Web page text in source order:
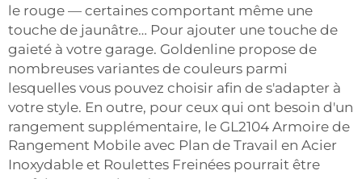
le rouge — certaines comportant même une
touche de jaunâtre… Pour ajouter une touche de
gaieté à votre garage. Goldenline propose de
nombreuses variantes de couleurs parmi
lesquelles vous pouvez choisir afin de s'adapter à
votre style. En outre, pour ceux qui ont besoin d'un
rangement supplémentaire, le GL2104 Armoire de
Rangement Mobile avec Plan de Travail en Acier
Inoxydable et Roulettes Freinées pourrait être